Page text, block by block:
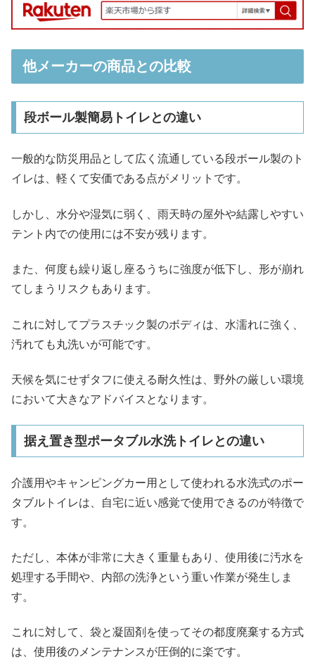
他メーカーの商品との比較
段ボール製簡易トイレとの違い
一般的な防災用品として広く流通している段ボール製のト
イレは、軽くて安価である点がメリットです。
しかし、水分や湿気に弱く、雨天時の屋外や結露しやすい
テント内での使用には不安が残ります。
また、何度も繰り返し座るうちに強度が低下し、形が崩れ
てしまうリスクもあります。
これに対してプラスチック製のボディは、水濡れに強く、
汚れても丸洗いが可能です。
天候を気にせずタフに使える耐久性は、野外の厳しい環境
において大きなアドバイスとなります。
据え置き型ポータブル水洗トイレとの違い
介護用やキャンピングカー用として使われる水洗式のポー
タブルトイレは、自宅に近い感覚で使用できるのが特徴で
す。
ただし、本体が非常に大きく重量もあり、使用後に汚水を
処理する手間や、内部の洗浄という重い作業が発生しま
す。
これに対して、袋と凝固剤を使ってその都度廃棄する方式
は、使用後のメンテナンスが圧倒的に楽です。